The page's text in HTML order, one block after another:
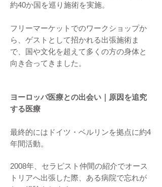
約40か国を巡り施術を実施。
フリーマーケットでのワークショップか
ら、ゲストとして招かれる出張施術ま
で、国や文化を超えて多くの方の身体と
向き合ってきました。
ヨーロッパ医療との出会い｜原因を追究
する医療
最終的にはドイツ・ベルリンを拠点に約4
年間活動。
2008年、セラピスト仲間の紹介でオース
トリアへ出張した際、ある病院で忘れが